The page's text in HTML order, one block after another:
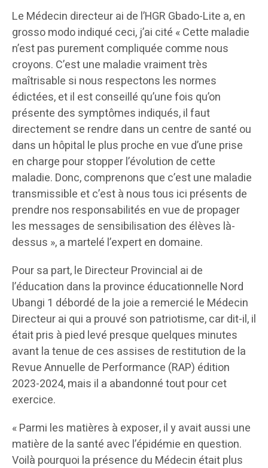
Le Médecin directeur ai de l’HGR Gbado-Lite a, en
grosso modo indiqué ceci, j’ai cité « Cette maladie
n’est pas purement compliquée comme nous
croyons. C’est une maladie vraiment très
maîtrisable si nous respectons les normes
édictées, et il est conseillé qu’une fois qu’on
présente des symptômes indiqués, il faut
directement se rendre dans un centre de santé ou
dans un hôpital le plus proche en vue d’une prise
en charge pour stopper l’évolution de cette
maladie. Donc, comprenons que c’est une maladie
transmissible et c’est à nous tous ici présents de
prendre nos responsabilités en vue de propager
les messages de sensibilisation des élèves là-
dessus », a martelé l’expert en domaine.
Pour sa part, le Directeur Provincial ai de
l’éducation dans la province éducationnelle Nord
Ubangi 1 débordé de la joie a remercié le Médecin
Directeur ai qui a prouvé son patriotisme, car dit-il, il
était pris à pied levé presque quelques minutes
avant la tenue de ces assises de restitution de la
Revue Annuelle de Performance (RAP) édition
2023-2024, mais il a abandonné tout pour cet
exercice.
« Parmi les matières à exposer, il y avait aussi une
matière de la santé avec l’épidémie en question.
Voilà pourquoi la présence du Médecin était plus